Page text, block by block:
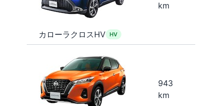
カローラクロスHV HV
km
943
km